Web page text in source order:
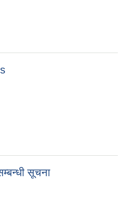
सूचना